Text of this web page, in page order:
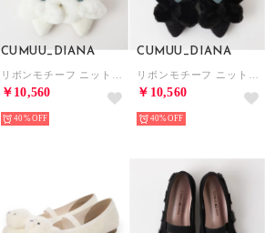
CUMUU_DIANA
￥10,560
40%
CUMUU_DIANA
￥10,560
40%